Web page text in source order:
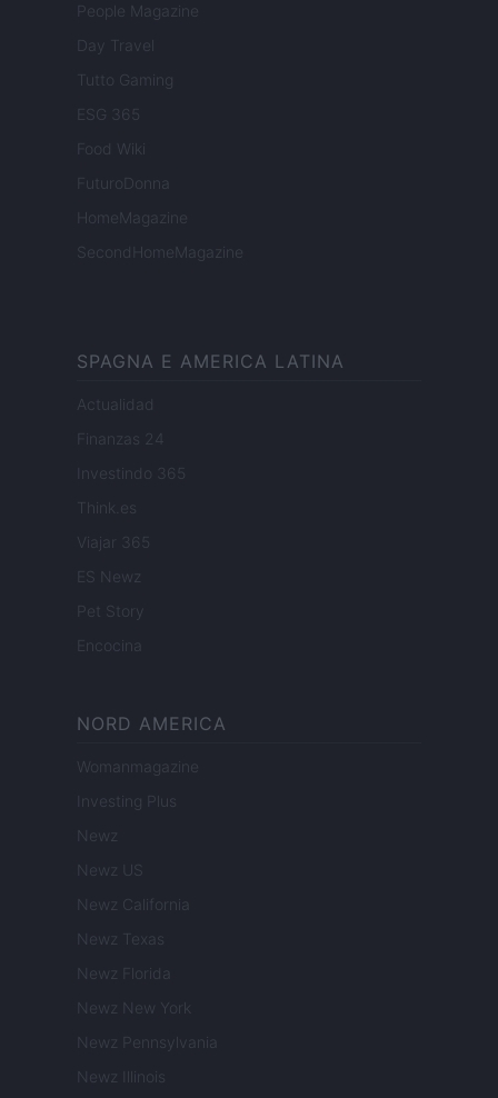
People Magazine
Day Travel
Tutto Gaming
ESG 365
Food Wiki
FuturoDonna
HomeMagazine
SecondHomeMagazine
SPAGNA E AMERICA LATINA
Actualidad
Finanzas 24
Investindo 365
Think.es
Viajar 365
ES Newz
Pet Story
Encocina
NORD AMERICA
Womanmagazine
Investing Plus
Newz
Newz US
Newz California
Newz Texas
Newz Florida
Newz New York
Newz Pennsylvania
Newz Illinois